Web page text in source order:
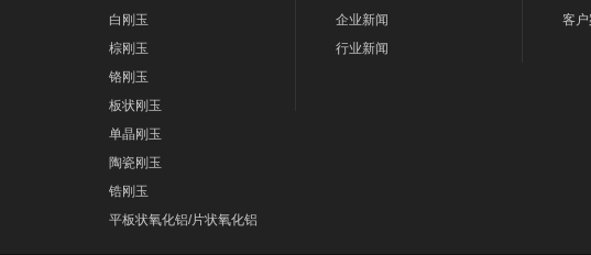
白刚玉
棕刚玉
铬刚玉
板状刚玉
单晶刚玉
陶瓷刚玉
锆刚玉
平板状氧化铝/片状氧化铝
企业新闻
行业新闻
客户